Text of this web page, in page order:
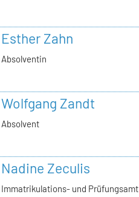
Esther Zahn
Absolventin
Wolfgang Zandt
Absolvent
Nadine Zeculis
Immatrikulations- und Prüfungsamt